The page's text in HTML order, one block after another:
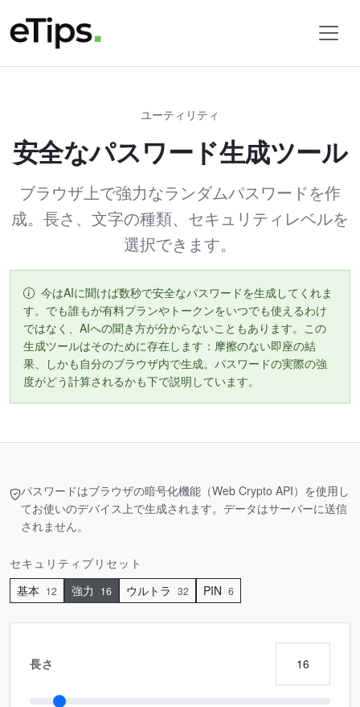
ユーティリティ
安全なパスワード生成ツール
ブラウザ上で強力なランダムパスワードを作
成。長さ、文字の種類、セキュリティレベルを
選択できます。
今はAIに聞けば数秒で安全なパスワードを生成してくれま
す。でも誰もが有料プランやトークンをいつでも使えるわけ
ではなく、AIへの聞き方が分からないこともあります。この
生成ツールはそのために存在します：摩擦のない即座の結
果、しかも自分のブラウザ内で生成。パスワードの実際の強
度がどう計算されるかも下で説明しています。
パスワードはブラウザの暗号化機能（Web Crypto API）を使用し
てお使いのデバイス上で生成されます。データはサーバーに送信
されません。
セキュリティプリセット
基本 12 強力 16 ウルトラ 32 PIN 6
長さ